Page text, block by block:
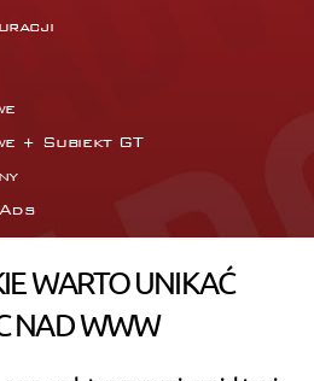
+ Subiekt GT
WARTO UNIKAĆ
NAD WWW